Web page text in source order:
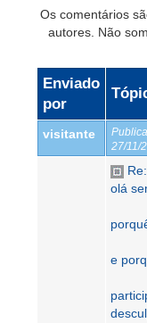
Os comentários
autores. Não
Enviado
por
visitante
27/11/
olá
e